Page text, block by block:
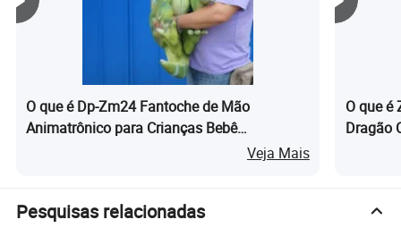
O que é Dp-Zm24 Fantoche de Mão
Animatrônico para Crianças Bebê
Veja Mais
O que é
Dragão
Pesquisas relacionadas